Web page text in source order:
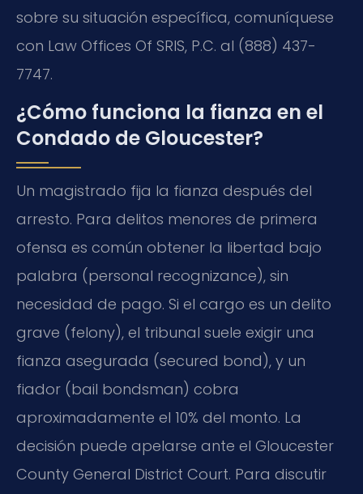
sobre su situación específica, comuníquese
con Law Offices Of SRIS, P.C. al (888) 437-
7747.
¿Cómo funciona la fianza en el
Condado de Gloucester?
Un magistrado fija la fianza después del
arresto. Para delitos menores de primera
ofensa es común obtener la libertad bajo
palabra (personal recognizance), sin
necesidad de pago. Si el cargo es un delito
grave (felony), el tribunal suele exigir una
fianza asegurada (secured bond), y un
fiador (bail bondsman) cobra
aproximadamente el 10% del monto. La
decisión puede apelarse ante el Gloucester
County General District Court. Para discutir